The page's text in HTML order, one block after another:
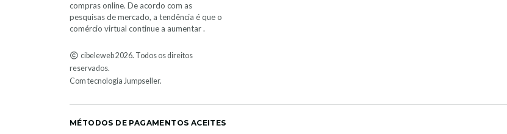
compras online. De acordo com as
pesquisas de mercado, a tendência é que o
comércio virtual continue a aumentar .
cibeleweb 2026. Todos os direitos
reservados.
Com tecnologia Jumpseller.
MÉTODOS DE PAGAMENTOS ACEITES